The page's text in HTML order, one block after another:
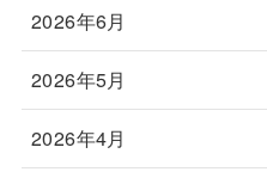
2026年6月
2026年5月
2026年4月